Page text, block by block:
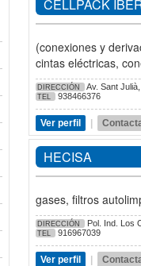
CELLPACK
(conexiones y
cintas eléctricas,
DIRECCIÓN Av. Sant
TEL 938466376
Ver perfil
HECISA
gases, filtros
DIRECCIÓN Pol. Ind. Los
TEL 916967039
Ver perfil